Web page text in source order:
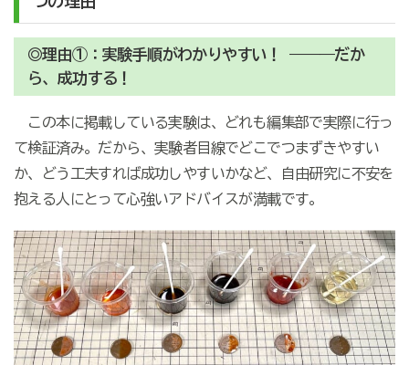
◎理由①：実験手順がわかりやすい！ ―――だか
ら、成功する！
この本に掲載している実験は、どれも編集部で実際に行っ
て検証済み。だから、実験者目線でどこでつまずきやすい
か、どう工夫すれば成功しやすいかなど、自由研究に不安を
抱える人にとって心強いアドバイスが満載です。